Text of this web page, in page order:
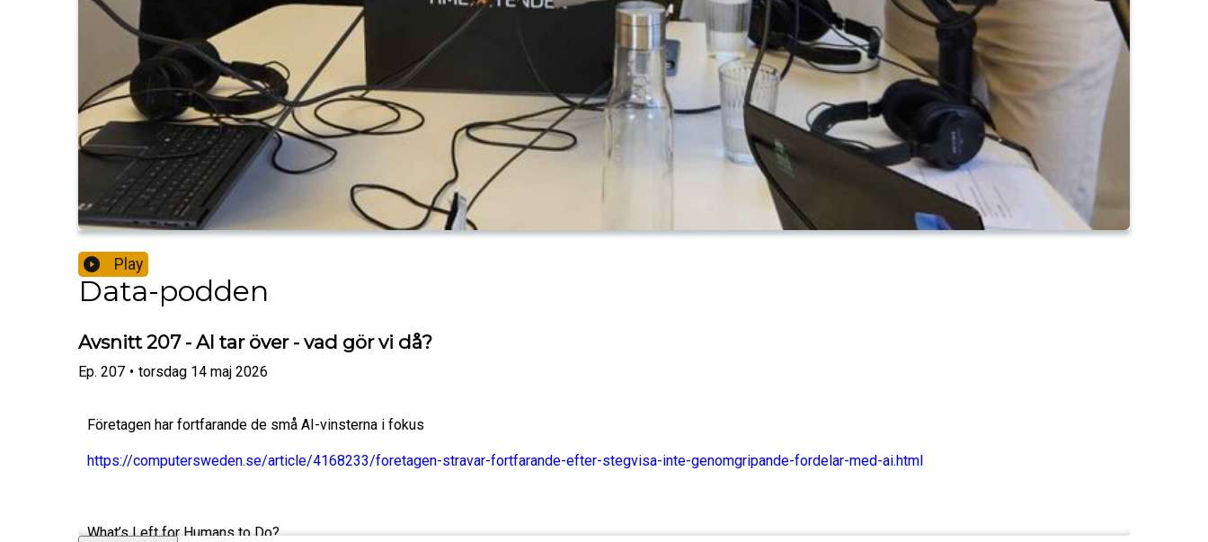
Play
Data-podden
Avsnitt 207 - AI tar över - vad gör vi då?
Ep. 207 • torsdag 14 maj 2026
Företagen har fortfarande de små AI-vinsterna i fokus
https://computersweden.se/article/4168233/foretagen-stravar-fortfarande-efter-stegvisa-inte-genomgripande-fordelar-med-ai.html
What’s Left for Humans to Do?